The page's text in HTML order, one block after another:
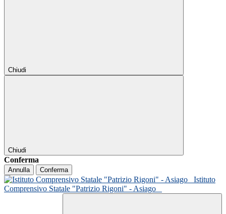
Chiudi
Chiudi
Conferma
Annulla Conferma
Istituto
Comprensivo Statale "Patrizio Rigoni" - Asiago